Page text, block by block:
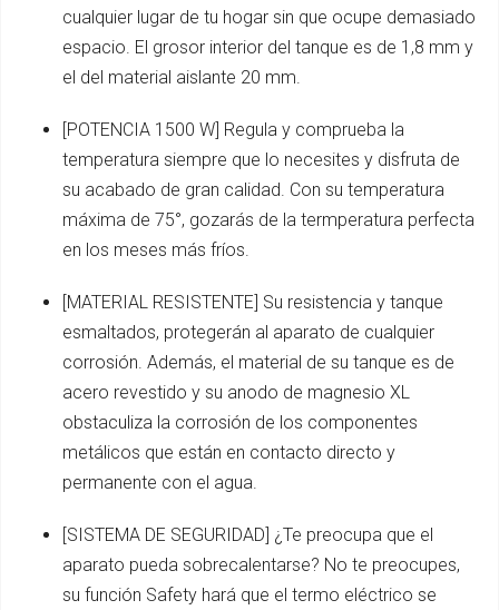
cualquier lugar de tu hogar sin que ocupe demasiado
espacio. El grosor interior del tanque es de 1,8 mm y
el del material aislante 20 mm.
[POTENCIA 1500 W] Regula y comprueba la
temperatura siempre que lo necesites y disfruta de
su acabado de gran calidad. Con su temperatura
máxima de 75°, gozarás de la termperatura perfecta
en los meses más fríos.
[MATERIAL RESISTENTE] Su resistencia y tanque
esmaltados, protegerán al aparato de cualquier
corrosión. Además, el material de su tanque es de
acero revestido y su anodo de magnesio XL
obstaculiza la corrosión de los componentes
metálicos que están en contacto directo y
permanente con el agua.
[SISTEMA DE SEGURIDAD] ¿Te preocupa que el
aparato pueda sobrecalentarse? No te preocupes,
su función Safety hará que el termo eléctrico se